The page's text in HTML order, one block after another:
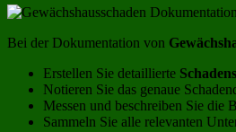
Bei der Dokumentation von
Erstellen Sie detaillierte
Notieren Sie das genaue
Messen und beschreiben Sie die
Sammeln Sie alle relevanten